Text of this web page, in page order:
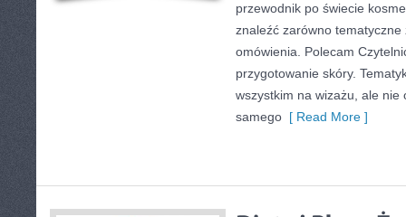
przewodnik po świecie
znaleźć zarówno
omówienia. Polecam
przygotowanie skóry.
wszystkim na wizażu, ale nie
samego [ Read More ]